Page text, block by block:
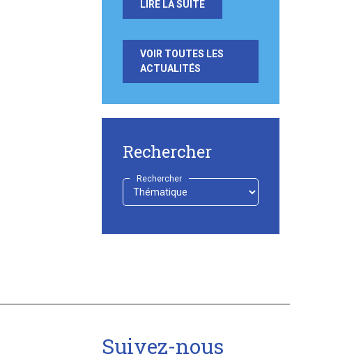
LIRE LA SUITE
VOIR TOUTES LES
ACTUALITÉS
Rechercher
Rechercher
Choisir
Suivez-nous